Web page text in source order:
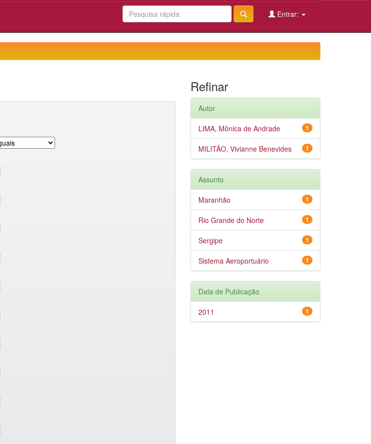
Entrar:
Refinar
Autor
1
LIMA, Mônica de Andrade
1
MILITÃO, Vivianne Benevides
Assunto
1
Maranhão
1
Rio Grande do Norte
1
Sergipe
1
Sistema Aeroportuário
Data de Publicação
1
2011